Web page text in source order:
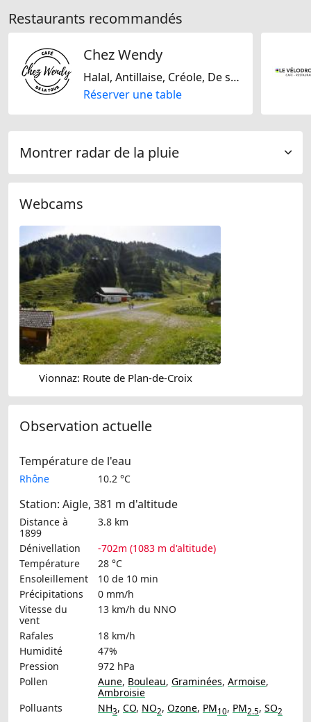
Restaurants recommandés
Chez Wendy
Halal, Antillaise, Créole, De saison, Européene, Fast Food, Française, Suisse
Réserver une table
Montrer radar de la pluie
Webcams
Vionnaz: Route de Plan-de-Croix
Observation actuelle
Température de l'eau
Rhône 10.2 °C
Station: Aigle, 381 m d'altitude
Distance à
1899
3.8 km
Dénivellation
-702m (1083 m d'altitude)
Température
28 °C
Ensoleillement
10 de 10 min
Précipitations
0 mm/h
Vitesse du
vent
13 km/h du NNO
Rafales
18 km/h
Humidité
47%
Pression
972 hPa
Pollen
Aune, Bouleau, Graminées, Armoise,
Ambroisie
Polluants
NH3, CO, NO2, Ozone, PM10, PM2.5, SO2